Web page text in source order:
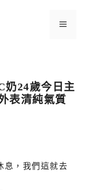
選
奶24歲今日主
表清純氣質
息，我們這就去